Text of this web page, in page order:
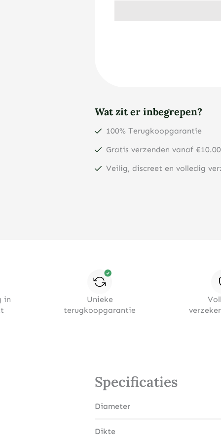
Wat zit er inbegrepen?
100% Terugkoopgarantie
Gratis verzenden vanaf
Veilig, discreet en volledig
in
Unieke
terugkoopgarantie
Specificaties
Diameter
Dikte